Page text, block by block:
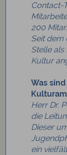
Contact-
200
Seit dem
Stelle als
Kultur
Was
Herr Dr.
die
Dieser
ein